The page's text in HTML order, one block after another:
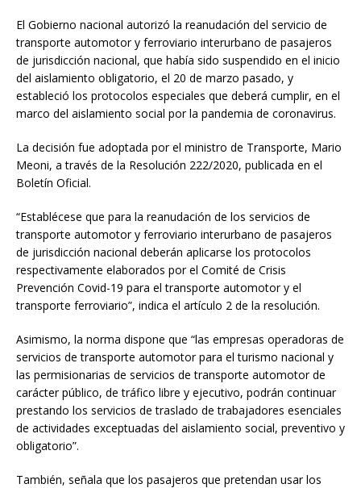
El Gobierno nacional autorizó la reanudación del servicio de
transporte automotor y ferroviario interurbano de pasajeros
de jurisdicción nacional, que había sido suspendido en el inicio
del aislamiento obligatorio, el 20 de marzo pasado, y
estableció los protocolos especiales que deberá cumplir, en el
marco del aislamiento social por la pandemia de coronavirus.
La decisión fue adoptada por el ministro de Transporte, Mario
Meoni, a través de la Resolución 222/2020, publicada en el
Boletín Oficial.
“Establécese que para la reanudación de los servicios de
transporte automotor y ferroviario interurbano de pasajeros
de jurisdicción nacional deberán aplicarse los protocolos
respectivamente elaborados por el Comité de Crisis
Prevención Covid-19 para el transporte automotor y el
transporte ferroviario”, indica el artículo 2 de la resolución.
Asimismo, la norma dispone que “las empresas operadoras de
servicios de transporte automotor para el turismo nacional y
las permisionarias de servicios de transporte automotor de
carácter público, de tráfico libre y ejecutivo, podrán continuar
prestando los servicios de traslado de trabajadores esenciales
de actividades exceptuadas del aislamiento social, preventivo y
obligatorio”.
También, señala que los pasajeros que pretendan usar los